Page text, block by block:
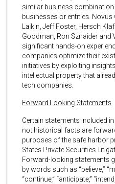
similar business
businesses or entities. Novus
Laikin, Jeff Foster, Hersch
Goodman, Ron Sznaider and
significant hands-on
companies optimize their
initiatives by exploiting
intellectual property that
tech companies.
Forward Looking Statements
Certain statements included
not historical facts are
purposes of the safe harbor
States Private Securities
Forward-looking statements
by words such as “believe,”
“continue,” “anticipate,”